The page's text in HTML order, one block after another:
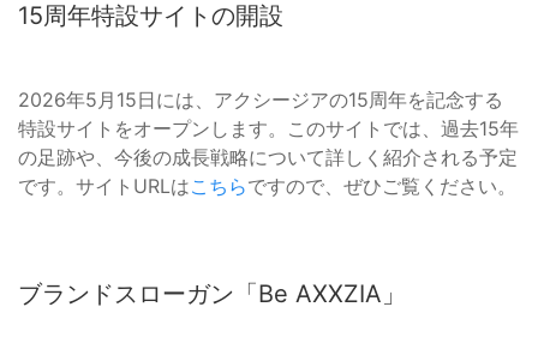
15周年特設サイトの開設
2026年5月15日には、アクシージアの15周年を記念する
特設サイトをオープンします。このサイトでは、過去15年
の足跡や、今後の成長戦略について詳しく紹介される予定
です。サイトURLはこちらですので、ぜひご覧ください。
ブランドスローガン「Be AXXZIA」